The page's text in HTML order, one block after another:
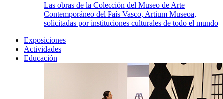
Las obras de la Colección del Museo de Arte
Contemporáneo del País Vasco, Artium Museoa,
solicitadas por instituciones culturales de todo el mundo
Exposiciones
Actividades
Educación